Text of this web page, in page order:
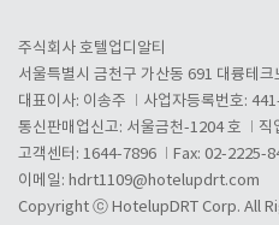
주식회사 호텔업디알티
서울특별시 금천구 가산동 691 대륭테
대표이사: 이송주
사업자등록번호:
통신판매업신고: 서울금천-1204 호
직
고객센터: 1644-7896
Fax: 02-2225-
이메일: hdrt1109@hotelupdrt.com
Copyright ⓒ HotelupDRT Corp. All